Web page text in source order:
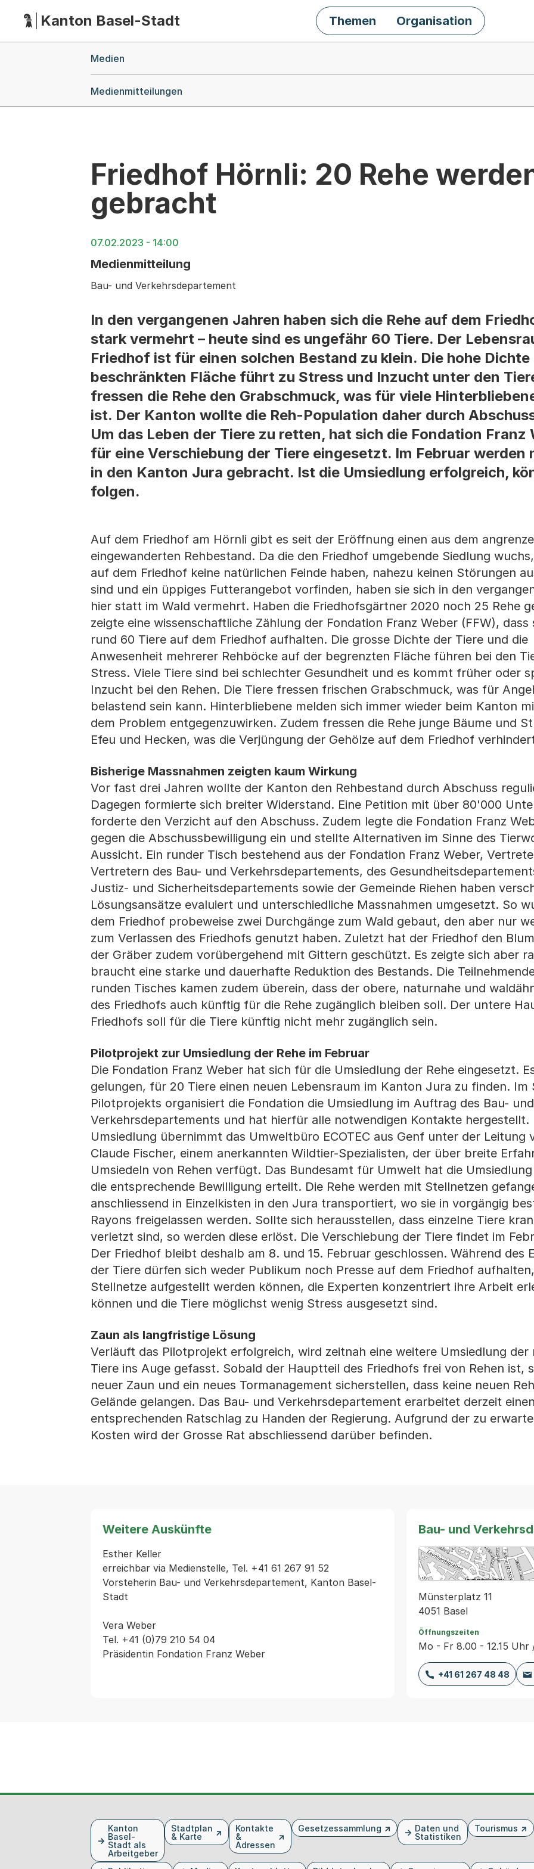
HauptnavigationKanton Basel-Stadt Themen Organisation
Medien
Medienmitteilungen
Friedhof Hörnli: 20 Rehe
gebracht
07.02.2023 - 14:00
Medienmitteilung
Bau- und Verkehrsdepartement
In den vergangenen Jahren haben sich die Rehe auf dem
stark vermehrt – heute sind es ungefähr 60 Tiere. Der
Friedhof ist für einen solchen Bestand zu klein. Die hohe
beschränkten Fläche führt zu Stress und Inzucht unter den
fressen die Rehe den Grabschmuck, was für viele
ist. Der Kanton wollte die Reh-Population daher durch
Um das Leben der Tiere zu retten, hat sich die Fondation Franz
für eine Verschiebung der Tiere eingesetzt. Im Februar werden
in den Kanton Jura gebracht. Ist die Umsiedlung erfolgreich,
folgen.
Auf dem Friedhof am Hörnli gibt es seit der Eröffnung einen aus dem
eingewanderten Rehbestand. Da die den Friedhof umgebende Siedlung
auf dem Friedhof keine natürlichen Feinde haben, nahezu keinen Störungen
sind und ein üppiges Futterangebot vorfinden, haben sie sich in den
hier statt im Wald vermehrt. Haben die Friedhofsgärtner 2020 noch 25 Rehe
zeigte eine wissenschaftliche Zählung der Fondation Franz Weber (FFW), dass
rund 60 Tiere auf dem Friedhof aufhalten. Die grosse Dichte der Tiere und die
Anwesenheit mehrerer Rehböcke auf der begrenzten Fläche führen bei den
Stress. Viele Tiere sind bei schlechter Gesundheit und es kommt früher oder
Inzucht bei den Rehen. Die Tiere fressen frischen Grabschmuck, was für
belastend sein kann. Hinterbliebene melden sich immer wieder beim Kanton
dem Problem entgegenzuwirken. Zudem fressen die Rehe junge Bäume und
Efeu und Hecken, was die Verjüngung der Gehölze auf dem Friedhof
Bisherige Massnahmen zeigten kaum Wirkung
Vor fast drei Jahren wollte der Kanton den Rehbestand durch Abschuss
Dagegen formierte sich breiter Widerstand. Eine Petition mit über 80'000
forderte den Verzicht auf den Abschuss. Zudem legte die Fondation Franz
gegen die Abschussbewilligung ein und stellte Alternativen im Sinne des
Aussicht. Ein runder Tisch bestehend aus der Fondation Franz Weber,
Vertretern des Bau- und Verkehrsdepartements, des
Justiz- und Sicherheitsdepartements sowie der Gemeinde Riehen haben
Lösungsansätze evaluiert und unterschiedliche Massnahmen umgesetzt. So
dem Friedhof probeweise zwei Durchgänge zum Wald gebaut, den aber nur
zum Verlassen des Friedhofs genutzt haben. Zuletzt hat der Friedhof den
der Gräber zudem vorübergehend mit Gittern geschützt. Es zeigte sich aber
braucht eine starke und dauerhafte Reduktion des Bestands. Die
runden Tisches kamen zudem überein, dass der obere, naturnahe und
des Friedhofs auch künftig für die Rehe zugänglich bleiben soll. Der untere
Friedhofs soll für die Tiere künftig nicht mehr zugänglich sein.
Pilotprojekt zur Umsiedlung der Rehe im Februar
Die Fondation Franz Weber hat sich für die Umsiedlung der Rehe eingesetzt.
gelungen, für 20 Tiere einen neuen Lebensraum im Kanton Jura zu finden. Im
Pilotprojekts organisiert die Fondation die Umsiedlung im Auftrag des Bau- und
Verkehrsdepartements und hat hierfür alle notwendigen Kontakte hergestellt.
Umsiedlung übernimmt das Umweltbüro ECOTEC aus Genf unter der Leitung
Claude Fischer, einem anerkannten Wildtier-Spezialisten, der über breite
Umsiedeln von Rehen verfügt. Das Bundesamt für Umwelt hat die
die entsprechende Bewilligung erteilt. Die Rehe werden mit Stellnetzen
anschliessend in Einzelkisten in den Jura transportiert, wo sie in vorgängig
Rayons freigelassen werden. Sollte sich herausstellen, dass einzelne Tiere
verletzt sind, so werden diese erlöst. Die Verschiebung der Tiere findet im
Der Friedhof bleibt deshalb am 8. und 15. Februar geschlossen. Während des
der Tiere dürfen sich weder Publikum noch Presse auf dem Friedhof
Stellnetze aufgestellt werden können, die Experten konzentriert ihre Arbeit
können und die Tiere möglichst wenig Stress ausgesetzt sind.
Zaun als langfristige Lösung
Verläuft das Pilotprojekt erfolgreich, wird zeitnah eine weitere Umsiedlung der
Tiere ins Auge gefasst. Sobald der Hauptteil des Friedhofs frei von Rehen ist,
neuer Zaun und ein neues Tormanagement sicherstellen, dass keine neuen
Gelände gelangen. Das Bau- und Verkehrsdepartement erarbeitet derzeit einen
entsprechenden Ratschlag zu Handen der Regierung. Aufgrund der zu
Kosten wird der Grosse Rat abschliessend darüber befinden.
Weitere Auskünfte
Esther Keller
erreichbar via Medienstelle, Tel. +41 61 267 91 52
Vorsteherin Bau- und Verkehrsdepartement, Kanton Basel-
Stadt
Vera Weber
Tel. +41 (0)79 210 54 04
Bau- und
Münsterplatz 11
4051 Basel
Öffnungszeiten
Mo - Fr 8.00 - 12.15 Uhr
+41 61 267 48 48
Kanton
Basel-
Stadt als
Arbeitgeber
Stadtplan
& Karte
Kontakte
&
Adressen
Gesetzessammlung
Daten und
Statistiken
Tourismus